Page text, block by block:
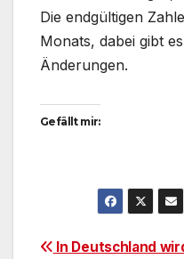
Die endgültigen
Monats, dabei gibt
Änderungen.
Gefällt mir:
In Deutschland